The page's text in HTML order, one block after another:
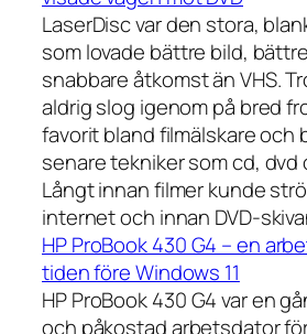
LaserDisc var den stora,
som lovade bättre bild,
snabbare åtkomst än VHS.
aldrig slog igenom på bred
favorit bland filmälskare och
senare tekniker som cd, dvd
Långt innan filmer kunde
internet och innan DVD-
HP ProBook 430 G4 – en
tiden före Windows 11
HP ProBook 430 G4 var en
och påkostad arbetsdator